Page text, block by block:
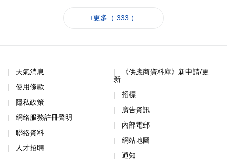
+更多（ 333 ）
天氣消息
使用條款
隱私政策
網絡服務註冊聲明
聯絡資料
人才招聘
《供應商資料庫》新申請/更
新
招標
廣告資訊
內部電郵
網站地圖
通知